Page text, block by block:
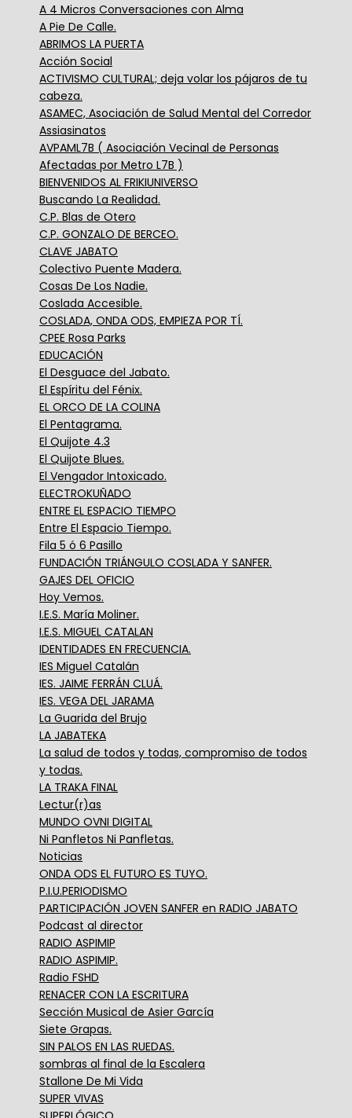
A 4 Micros Conversaciones con Alma
A Pie De Calle.
ABRIMOS LA PUERTA
Acción Social
ACTIVISMO CULTURAL; deja volar los pájaros de tu
cabeza.
ASAMEC, Asociación de Salud Mental del Corredor
Assiasinatos
AVPAML7B ( Asociación Vecinal de Personas
Afectadas por Metro L7B )
BIENVENIDOS AL FRIKIUNIVERSO
Buscando La Realidad.
C.P. Blas de Otero
C.P. GONZALO DE BERCEO.
CLAVE JABATO
Colectivo Puente Madera.
Cosas De Los Nadie.
Coslada Accesible.
COSLADA, ONDA ODS, EMPIEZA POR TÍ.
CPEE Rosa Parks
EDUCACIÓN
El Desguace del Jabato.
El Espíritu del Fénix.
EL ORCO DE LA COLINA
El Pentagrama.
El Quijote 4.3
El Quijote Blues.
El Vengador Intoxicado.
ELECTROKUÑADO
ENTRE EL ESPACIO TIEMPO
Entre El Espacio Tiempo.
Fila 5 ó 6 Pasillo
FUNDACIÓN TRIÁNGULO COSLADA Y SANFER.
GAJES DEL OFICIO
Hoy Vemos.
I.E.S. María Moliner.
I.E.S. MIGUEL CATALAN
IDENTIDADES EN FRECUENCIA.
IES Miguel Catalán
IES. JAIME FERRÁN CLUÁ.
IES. VEGA DEL JARAMA
La Guarida del Brujo
LA JABATEKA
La salud de todos y todas, compromiso de todos
y todas.
LA TRAKA FINAL
Lectur(r)as
MUNDO OVNI DIGITAL
Ni Panfletos Ni Panfletas.
Noticias
ONDA ODS EL FUTURO ES TUYO.
P.I.U.PERIODISMO
PARTICIPACIÓN JOVEN SANFER en RADIO JABATO
Podcast al director
RADIO ASPIMIP
RADIO ASPIMIP.
Radio FSHD
RENACER CON LA ESCRITURA
Sección Musical de Asier García
Siete Grapas.
SIN PALOS EN LAS RUEDAS.
sombras al final de la Escalera
Stallone De Mi Vida
SUPER VIVAS